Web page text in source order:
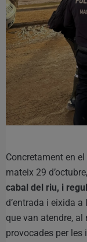
Concretament en
mateix 29 d’octubre,
cabal del riu, i
d’entrada i eixida
que van atendre,
provocades per